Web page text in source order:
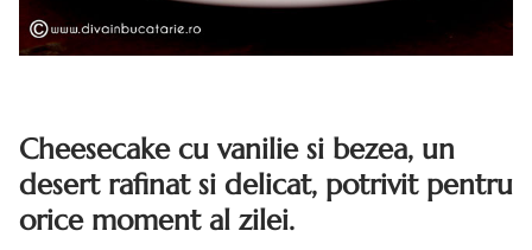
Cheesecake cu vanilie si bezea, un
desert rafinat si delicat, potrivit pentru
orice moment al zilei.